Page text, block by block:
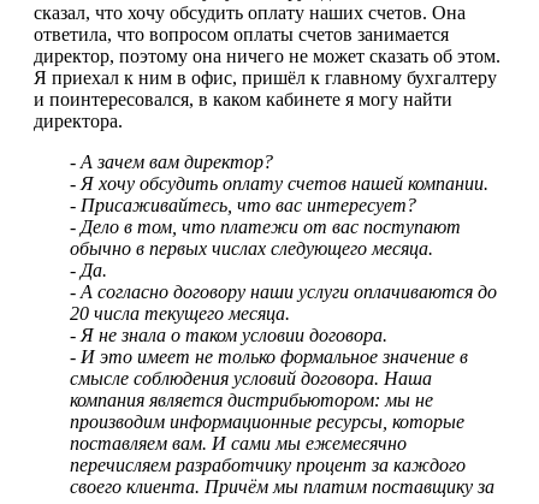
сказал, что хочу обсудить оплату наших счетов. Она
ответила, что вопросом оплаты счетов занимается
директор, поэтому она ничего не может сказать об этом.
Я приехал к ним в офис, пришёл к главному бухгалтеру
и поинтересовался, в каком кабинете я могу найти
директора.
- А зачем вам директор?
- Я хочу обсудить оплату счетов нашей компании.
- Присаживайтесь, что вас интересует?
- Дело в том, что платежи от вас поступают
обычно в первых числах следующего месяца.
- Да.
- А согласно договору наши услуги оплачиваются до
20 числа текущего месяца.
- Я не знала о таком условии договора.
- И это имеет не только формальное значение в
смысле соблюдения условий договора. Наша
компания является дистрибьютором: мы не
производим информационные ресурсы, которые
поставляем вам. И сами мы ежемесячно
перечисляем разработчику процент за каждого
своего клиента. Причём мы платим поставщику за